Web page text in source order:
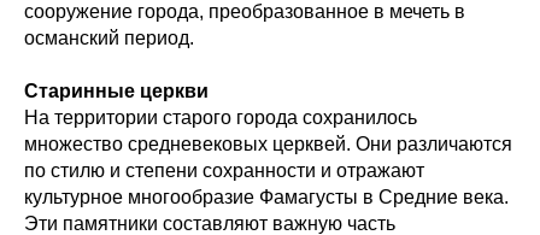
сооружение города, преобразованное в мечеть в
османский период.
Старинные церкви
На территории старого города сохранилось
множество средневековых церквей. Они различаются
по стилю и степени сохранности и отражают
культурное многообразие Фамагусты в Средние века.
Эти памятники составляют важную часть